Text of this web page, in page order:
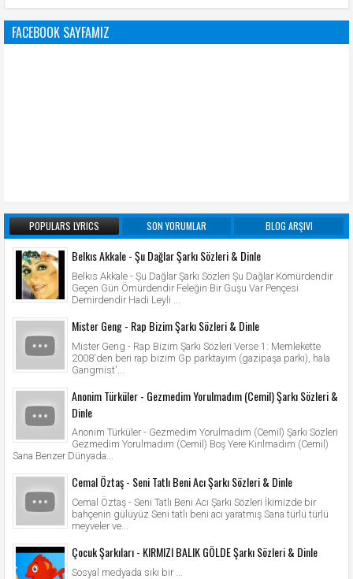
FACEBOOK SAYFAMIZ
POPULARS LYRICS SON YORUMLAR BLOG ARŞIVI
Belkıs Akkale - Şu Dağlar Şarkı Sözleri & Dinle
Belkıs Akkale - Şu Dağlar Şarkı Sözleri Şu Dağlar Kömürdendir
Geçen Gün Ömürdendir Feleğin Bir Guşu Var Pençesi
Demirdendir Hadi Leyli ...
Mister Geng - Rap Bizim Şarkı Sözleri & Dinle
Mister Geng - Rap Bizim Şarkı Sözleri Verse 1: Memlekette
2008'den beri rap bizim Gp parktayım (gazipaşa parkı), hala
Gangmist'...
Anonim Türküler - Gezmedim Yorulmadım (Cemil) Şarkı Sözleri &
Dinle
Anonim Türküler - Gezmedim Yorulmadım (Cemil) Şarkı Sözleri
Gezmedim Yorulmadım (Cemil) Boş Yere Kırılmadım (Cemil)
Sana Benzer Dünyada...
Cemal Öztaş - Seni Tatlı Beni Acı Şarkı Sözleri & Dinle
Cemal Öztaş - Seni Tatlı Beni Acı Şarkı Sözleri İkimizde bir
bahçenin gülüyüz Seni tatlı beni acı yaratmış Sana türlü türlü
meyveler ve...
Çocuk Şarkıları - KIRMIZI BALIK GÖLDE Şarkı Sözleri & Dinle
Sosyal medyada sıkı bir ...